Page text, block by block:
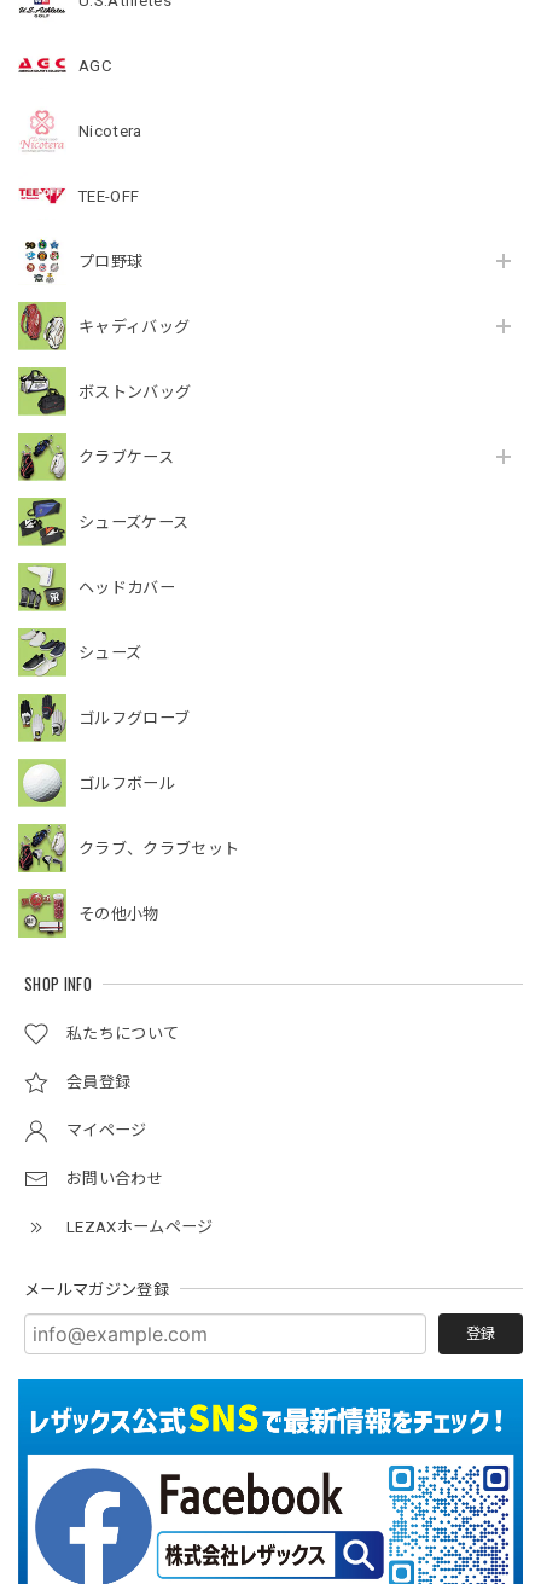
AGC
Nicotera
TEE-OFF
プロ野球
キャディバッグ
ボストンバッグ
クラブケース
シューズケース
ヘッドカバー
シューズ
ゴルフグローブ
ゴルフボール
クラブ、クラブセット
その他小物
SHOP INFO
私たちについて
会員登録
マイページ
お問い合わせ
LEZAXホームページ
メールマガジン登録
登録